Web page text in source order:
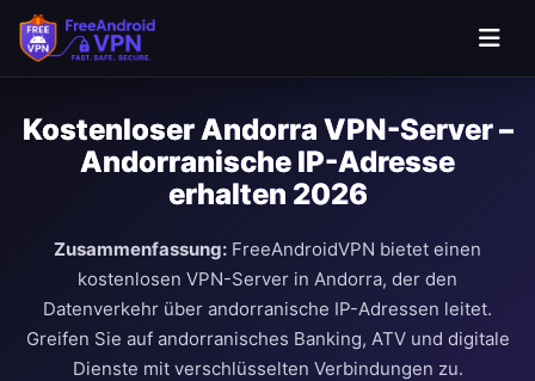
Kostenloser Andorra VPN-Server –
Andorranische IP-Adresse
erhalten 2026
Zusammenfassung: FreeAndroidVPN bietet einen
kostenlosen VPN-Server in Andorra, der den
Datenverkehr über andorranische IP-Adressen leitet.
Greifen Sie auf andorranisches Banking, ATV und digitale
Dienste mit verschlüsselten Verbindungen zu.